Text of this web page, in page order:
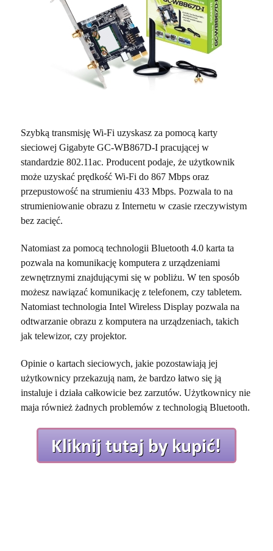
Szybką transmisję Wi-Fi uzyskasz za pomocą karty
sieciowej Gigabyte GC-WB867D-I pracującej w
standardzie 802.11ac. Producent podaje, że użytkownik
może uzyskać prędkość Wi-Fi do 867 Mbps oraz
przepustowość na strumieniu 433 Mbps. Pozwala to na
strumieniowanie obrazu z Internetu w czasie rzeczywistym
bez zacięć.
Natomiast za pomocą technologii Bluetooth 4.0 karta ta
pozwala na komunikację komputera z urządzeniami
zewnętrznymi znajdującymi się w pobliżu. W ten sposób
możesz nawiązać komunikację z telefonem, czy tabletem.
Natomiast technologia Intel Wireless Display pozwala na
odtwarzanie obrazu z komputera na urządzeniach, takich
jak telewizor, czy projektor.
Opinie o kartach sieciowych, jakie pozostawiają jej
użytkownicy przekazują nam, że bardzo łatwo się ją
instaluje i działa całkowicie bez zarzutów. Użytkownicy nie
maja również żadnych problemów z technologią Bluetooth.